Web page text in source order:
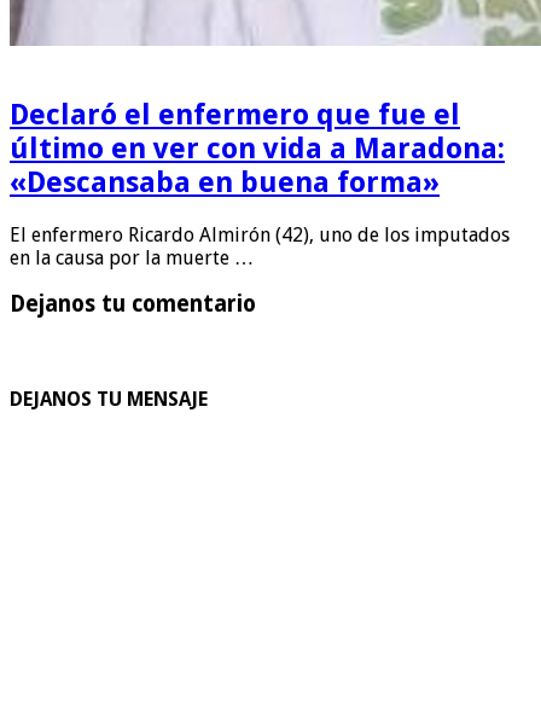
Declaró el enfermero que fue el
último en ver con vida a Maradona:
«Descansaba en buena forma»
El enfermero Ricardo Almirón (42), uno de los imputados
en la causa por la muerte …
Dejanos tu comentario
DEJANOS TU MENSAJE